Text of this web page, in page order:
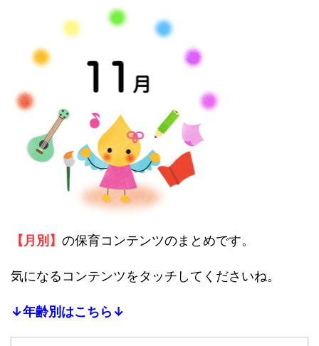
【月別】 の保育コンテンツのまとめです。
気になるコンテンツをタッチしてくださいね。
↓年齢別はこちら↓